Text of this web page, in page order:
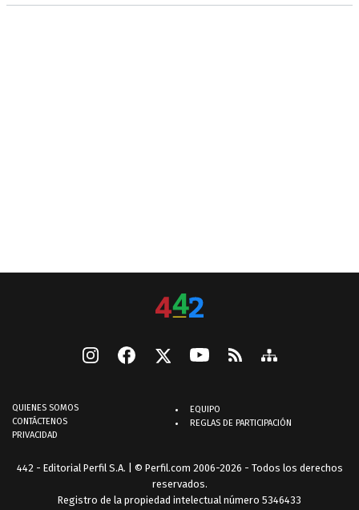
QUIENES SOMOS
CONTÁCTENOS
PRIVACIDAD
EQUIPO
REGLAS DE PARTICIPACIÓN
442 - Editorial Perfil S.A. | © Perfil.com 2006-2026 - Todos los derechos
reservados.
Registro de la propiedad intelectual número 5346433